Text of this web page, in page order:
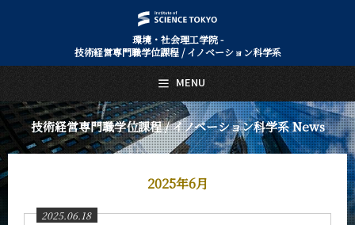
環境・社会理工学院 -
技術経営専門職学位課程 / イノベーション科学系
技術経営専門職学位課程 / イノベーション科学系 News
2025年6月
2025.06.18
MENU
日本語 English
Top Page
技術経営専門職学位課程 / イノベーション科学系について
About Us